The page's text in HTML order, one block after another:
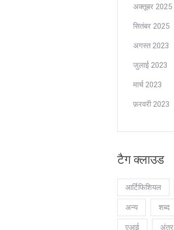
अक्तूबर 2025
सितंबर 2025
अगस्त 2023
जुलाई 2023
मार्च 2023
फ़रवरी 2023
टैग क्लाउड
आर्टिफिशियल
अन्य शब्द
एआई अंतर